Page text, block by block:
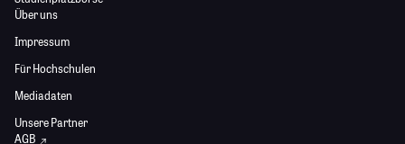
Über uns
Impressum
Für Hochschulen
Mediadaten
Unsere Partner
AGB